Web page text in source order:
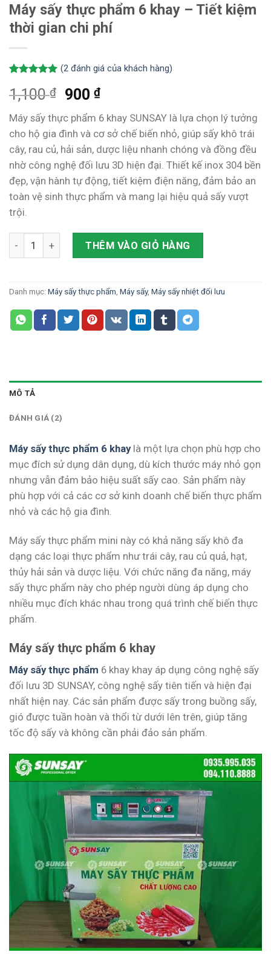
Máy sấy thực phẩm 6 khay – Tiết kiệm
thời gian chi phí
dựa trên
đánh giá
(2đánh giá của khách hàng)
1,100₫ 900 ₫
Máy sấy thực phẩm 6 khay SUNSAY là lựa chọn lý tưởng
cho hộ gia đình và cơ sở chế biến nhỏ, giúp sấy khô trái
cây, rau củ, hải sản, dược liệu nhanh chóng và đồng đều
nhờ công nghệ đối lưu 3D hiện đại. Thiết kế inox 304 bền
đẹp, vận hành tự động, tiết kiệm điện năng, đảm bảo an
toàn vệ sinh thực phẩm và mang lại hiệu quả sấy vượt
trội.
Máy sấy thực phẩm 6 khay – Tiết kiệm thời gian chi phí số
THÊM VÀO GIỎ HÀNG
Danh mục: Máy sấy thực phẩm, Máy sấy, Máy sấy nhiệt đối lưu
MÔ TẢ
ĐÁNH GIÁ (2)
Máy sấy thực phẩm 6 khaylà một lựa chọn phù hợp cho
mục đích sử dụng dân dụng, dù kích thước máy nhỏ gọn
nhưng vẫn đảm bảo hiệu suất sấy cao. Sản phẩm này
phù hợp với cả các cơ sở kinh doanh chế biến thực phẩm
nhỏ và các hộ gia đình.
Máy sấy thực phẩm mini này có khả năng sấy khô đa
dạng các loại thực phẩm như trái cây, rau củ quả, hạt,
thủy hải sản và dược liệu. Với chức năng đa năng, máy
sấy thực phẩm này cho phép người dùng áp dụng cho
nhiều mục đích khác nhau trong quá trình chế biến thực
phẩm.
Máy sấy thực phẩm 6 khay
Máy sấy thực phẩm 6 khay khay áp dụng công nghệ sấy
đối lưu 3D SUNSAY, công nghệ sấy tiên tiến và hiện đại
nhất hiện nay. Các sản phẩm được sấy trong buồng sấy,
gió được tuần hoàn và thổi từ dưới lên trên, giúp tăng
tốc độ sấy và không cần phải đảo sản phẩm.